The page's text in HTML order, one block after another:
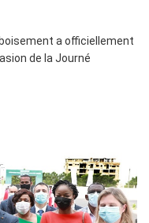
a officiellement
de la Journé